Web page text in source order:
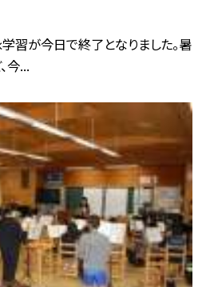
習が今日で終了となりました。暑
今...